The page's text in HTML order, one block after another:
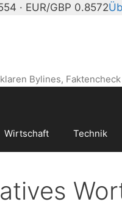
· EUR/GBP 0.8572
Bylines,
Wirtschaft Technik